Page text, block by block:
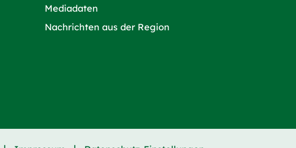
Mediadaten
Nachrichten aus der Region